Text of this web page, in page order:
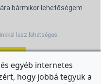
bármikor lehetőségem
lesz lehetséges.
egyéb internetes
hogy jobbá tegyük a